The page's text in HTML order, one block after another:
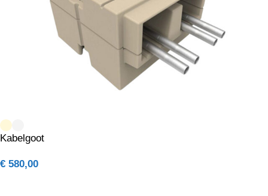
Kabelgoot
€ 580,00